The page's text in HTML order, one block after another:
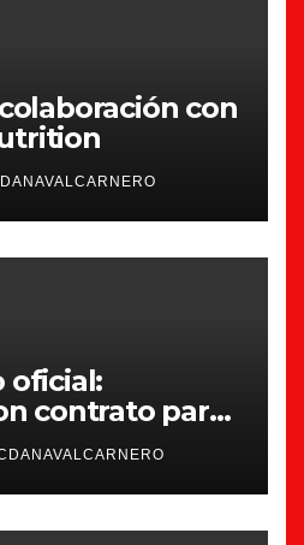
con
oficial:
contrato para